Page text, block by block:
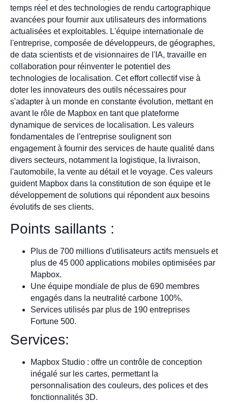
temps réel et des technologies de rendu cartographique
avancées pour fournir aux utilisateurs des informations
actualisées et exploitables. L'équipe internationale de
l'entreprise, composée de développeurs, de géographes,
de data scientists et de visionnaires de l'IA, travaille en
collaboration pour réinventer le potentiel des
technologies de localisation. Cet effort collectif vise à
doter les innovateurs des outils nécessaires pour
s'adapter à un monde en constante évolution, mettant en
avant le rôle de Mapbox en tant que plateforme
dynamique de services de localisation. Les valeurs
fondamentales de l'entreprise soulignent son
engagement à fournir des services de haute qualité dans
divers secteurs, notamment la logistique, la livraison,
l'automobile, la vente au détail et le voyage. Ces valeurs
guident Mapbox dans la constitution de son équipe et le
développement de solutions qui répondent aux besoins
évolutifs de ses clients.
Points saillants :
Plus de 700 millions d'utilisateurs actifs mensuels et
plus de 45 000 applications mobiles optimisées par
Mapbox.
Une équipe mondiale de plus de 690 membres
engagés dans la neutralité carbone 100%.
Services utilisés par plus de 190 entreprises
Fortune 500.
Services:
Mapbox Studio : offre un contrôle de conception
inégalé sur les cartes, permettant la
personnalisation des couleurs, des polices et des
fonctionnalités 3D.